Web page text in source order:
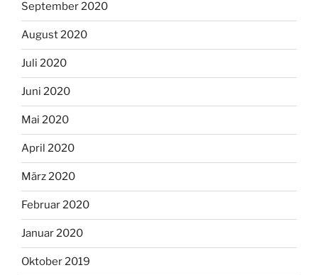
September 2020
August 2020
Juli 2020
Juni 2020
Mai 2020
April 2020
März 2020
Februar 2020
Januar 2020
Oktober 2019